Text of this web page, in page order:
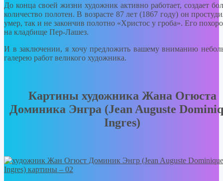
До конца своей жизни художник активно работает, создает
количество полотен. В возрасте 87 лет (1867 году) он
умер, так и не закончив полотно «Христос у гроба». Его
на кладбище Пер-Лашез.
И в заключении, я хочу предложить вашему вниманию
галерею работ великого художника.
Картины художника Жана Огюста
Доминика Энгра (Jean Auguste
Ingres)